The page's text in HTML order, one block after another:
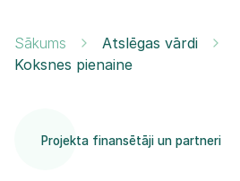
Sākums
Atslēgas vārdi
Koksnes pienaine
Projekta finansētāji un partneri